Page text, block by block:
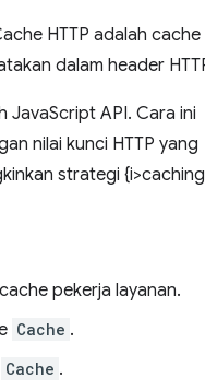
HTTP adalah cache
dalam header
API. Cara ini
nilai kunci HTTP yang
strategi
pekerja layanan.
Cache .
Cache .